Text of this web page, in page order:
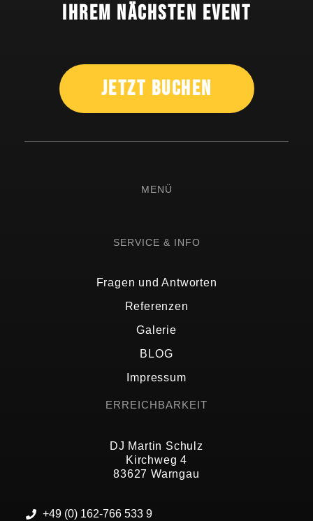
Ihrem nächsten Event
Jetzt Buchen
MENÜ
SERVICE & INFO
Fragen und Antworten
Referenzen
Galerie
BLOG
Impressum
ERREICHBARKEIT
DJ Martin Schulz
Kirchweg 4
83627 Warngau
+49 (0) 162-766 533 9